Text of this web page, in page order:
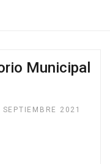
Municipal
SEPTIEMBRE 2021